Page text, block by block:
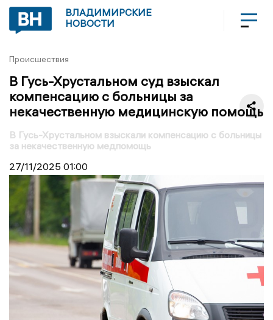
ВЛАДИМИРСКИЕ
НОВОСТИ
Происшествия
В Гусь-Хрустальном суд взыскал
компенсацию с больницы за
некачественную медицинскую помощь
В Гусь-Хрустальном взыскали компенсацию с больницы
за некачественную медпомощь
27/11/2025 01:00